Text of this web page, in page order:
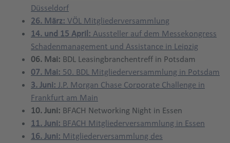
Düsseldorf
26. März: VÖL Mitgliederversammlung
14. und 15 April: Aussteller auf dem Messekongress
Schadenmanagement und Assistance in Leipzig
06. Mai: BDL Leasingbranchentreff in Potsdam
07. Mai: 50. BDL Mitgliederversammlung in Potsdam
3. Juni: J.P. Morgan Chase Corporate Challenge in
Frankfurt am Main
10. Juni: BFACH Networking Night in Essen
11. Juni: BFACH Mitgliederversammlung in Essen
16. Juni: Mitgliederversammlung des